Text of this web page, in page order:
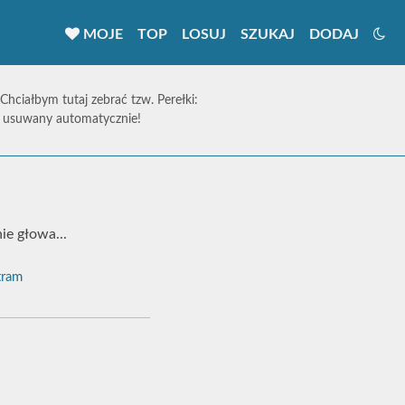
MOJE TOP LOSUJ SZUKAJ DODAJ
tutaj zebrać tzw. Perełki:
usuwany automatycznie!
głowa...